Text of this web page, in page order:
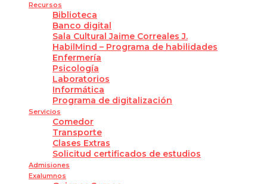
Recursos
Biblioteca
Banco digital
Sala Cultural Jaime Correales J.
HabilMind – Programa de habilidades
Enfermería
Psicología
Laboratorios
Informática
Programa de digitalización
Servicios
Comedor
Transporte
Clases Extras
Solicitud certificados de estudios
Admisiones
Exalumnos